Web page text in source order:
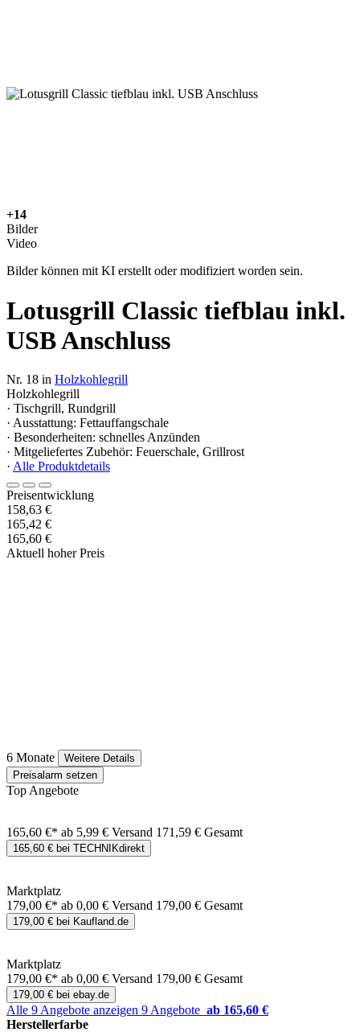
+14
Bilder
Video
Bilder können mit KI erstellt oder modifiziert worden sein.
Lotusgrill Classic tiefblau inkl.
USB Anschluss
Nr. 18 in Holzkohlegrill
Holzkohlegrill
· Tischgrill, Rundgrill
· Ausstattung: Fettauffangschale
· Besonderheiten: schnelles Anzünden
· Mitgeliefertes Zubehör: Feuerschale, Grillrost
· Alle Produktdetails
Preisentwicklung
158,63 €
165,42 €
165,60 €
Aktuell hoher Preis
6 Monate
Weitere Details
Preisalarm setzen
Top Angebote
165,60 €* ab 5,99 € Versand 171,59 € Gesamt
165,60 € bei TECHNIKdirekt
Marktplatz
179,00 €* ab 0,00 € Versand 179,00 € Gesamt
179,00 € bei Kaufland.de
Marktplatz
179,00 €* ab 0,00 € Versand 179,00 € Gesamt
179,00 € bei ebay.de
Alle 9 Angebote anzeigen 9 Angebote ab 165,60 €
Herstellerfarbe